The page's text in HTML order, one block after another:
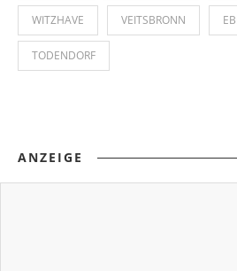
WITZHAVE VEITSBRONN
TODENDORF
ANZEIGE